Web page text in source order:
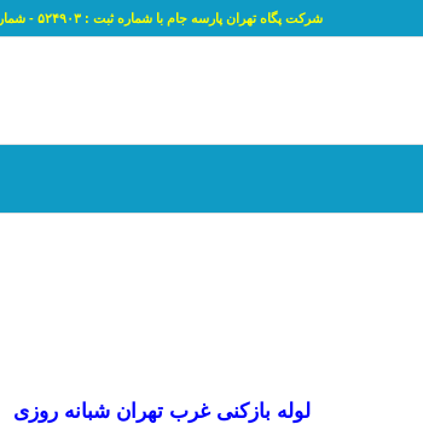
شرکت پگاه تهران پارسه جام با شماره ثبت : ۵۲۴۹۰۳ - شماره مستقیم مدیریت 09124555123
لوله بازکنی غرب تهران شبانه روزی